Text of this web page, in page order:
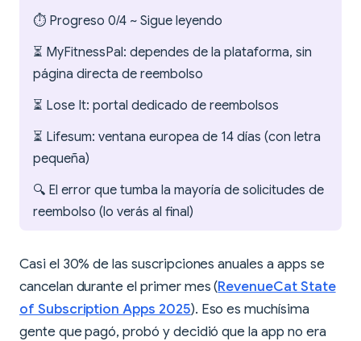
⏱️ Progreso 0/4 ~ Sigue leyendo
⏳ MyFitnessPal: dependes de la plataforma, sin
página directa de reembolso
⏳ Lose It: portal dedicado de reembolsos
⏳ Lifesum: ventana europea de 14 días (con letra
pequeña)
🔍 El error que tumba la mayoría de solicitudes de
reembolso (lo verás al final)
Casi el 30% de las suscripciones anuales a apps se
cancelan durante el primer mes (RevenueCat State
of Subscription Apps 2025). Eso es muchísima
gente que pagó, probó y decidió que la app no era